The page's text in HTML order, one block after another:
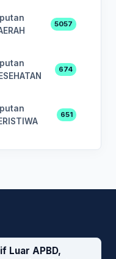
5057
674
651
Luar APBD,